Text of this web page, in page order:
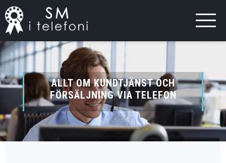
ALLT OM KUNDTJÄNST OCH
FÖRSÄLJNING VIA TELEFON